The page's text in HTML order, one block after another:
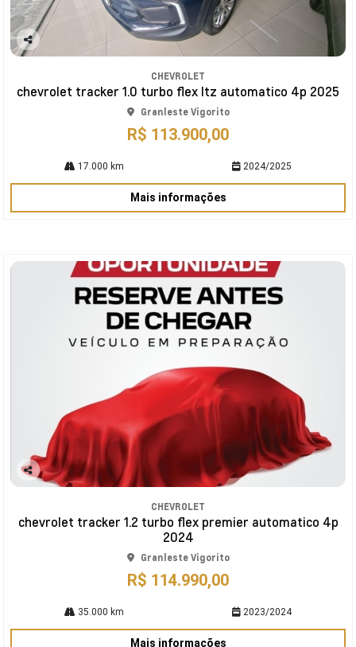
Co
lhe
CHEVROLET
chevrolet tracker 1.0 turbo flex ltz automatico 4p 2025
Granleste Vigorito
R$ 113.900,00
17.000 km 2024/2025
Mais informações
lhe
CHEVROLET
chevrolet tracker 1.2 turbo flex premier automatico 4p
2024
Granleste Vigorito
R$ 114.990,00
35.000 km 2023/2024
Mais informações